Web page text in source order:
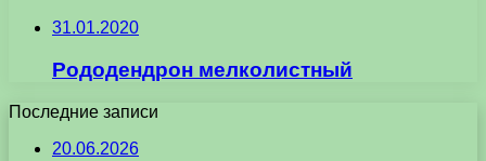
31.01.2020
Рододендрон мелколистный
Последние записи
20.06.2026